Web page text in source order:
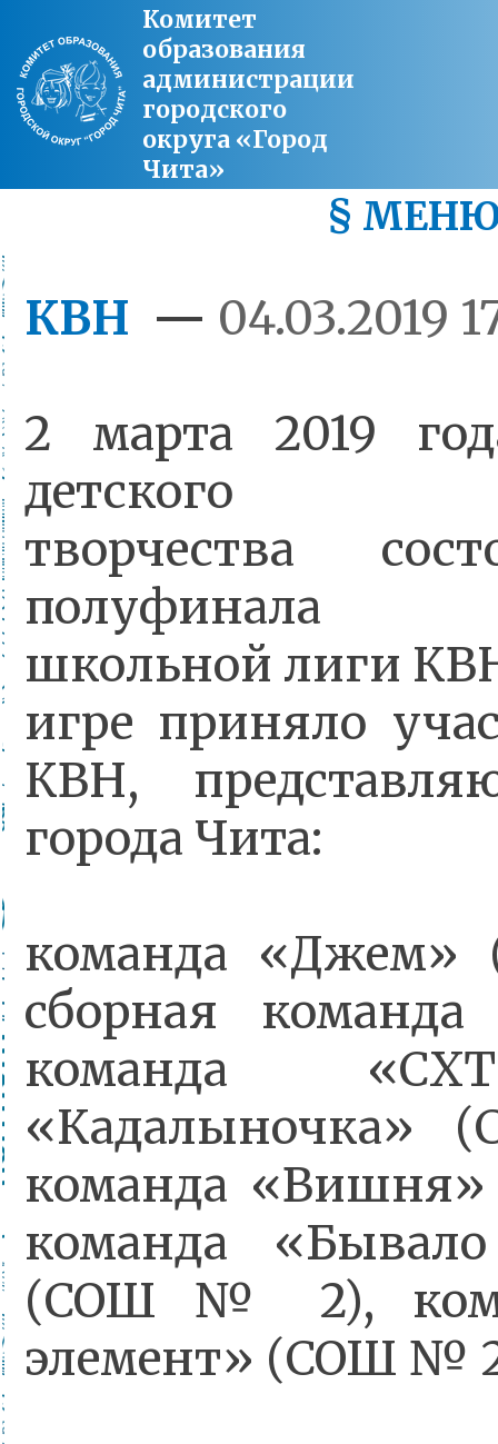
Комитет
образования
администрации
городского
округа «Город
Чита»
§
КВН — 04.03.2019
2 марта 2019
детского
творчества
полуфинала
школьной лиги
игре приняло
КВН,
города Чита:
команда
сборная
команда
команда
команда
(СОШ № 2),
элемент» (СОШ №